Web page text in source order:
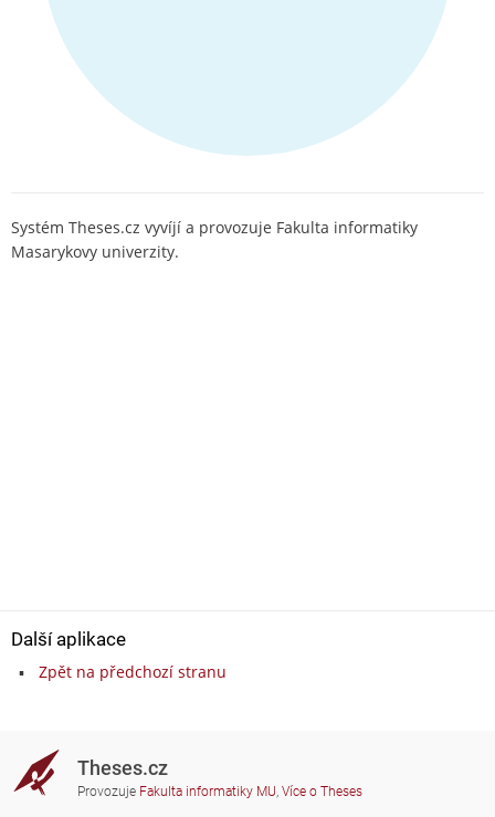
Systém Theses.cz vyvíjí a provozuje Fakulta informatiky
Masarykovy univerzity.
Další aplikace
Zpět na předchozí stranu
Theses.cz
Provozuje Fakulta informatiky MU, Více o Theses